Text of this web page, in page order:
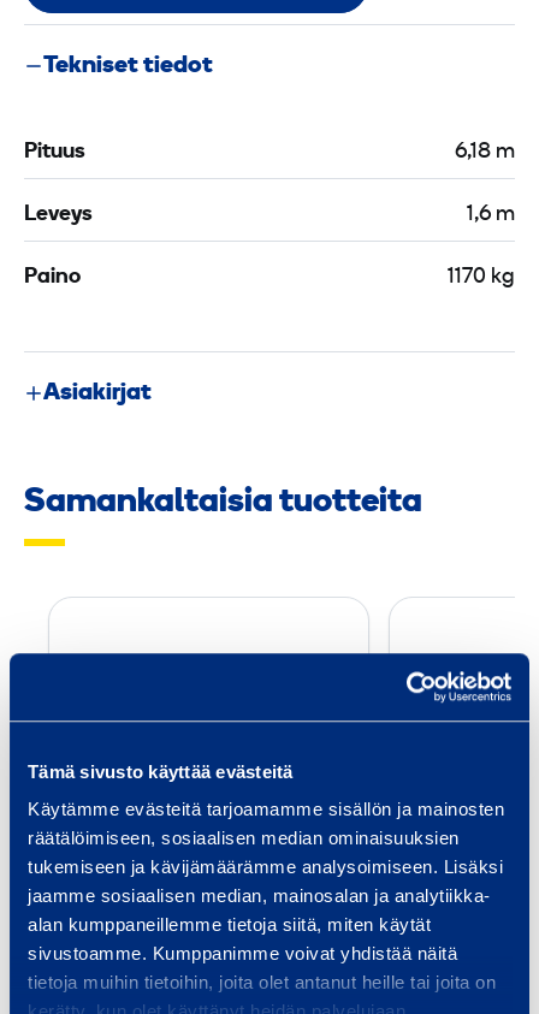
Tämä sivusto käyttää evästeitä
Käytämme evästeitä tarjoamamme sisällön ja mainosten
räätälöimiseen, sosiaalisen median ominaisuuksien
tukemiseen ja kävijämäärämme analysoimiseen. Lisäksi
jaamme sosiaalisen median, mainosalan ja analytiikka-
alan kumppaneillemme tietoja siitä, miten käytät
sivustoamme. Kumppanimme voivat yhdistää näitä
tietoja muihin tietoihin, joita olet antanut heille tai joita on
Tekniset tiedot
Pituus 6,18 m
Leveys 1,6 m
Paino 1170 kg
Asiakirjat
Samankaltaisia tuotteita
n
r
e
u
n
a
a
Holvinreunataso
Trapoflex M
Lisää koriin